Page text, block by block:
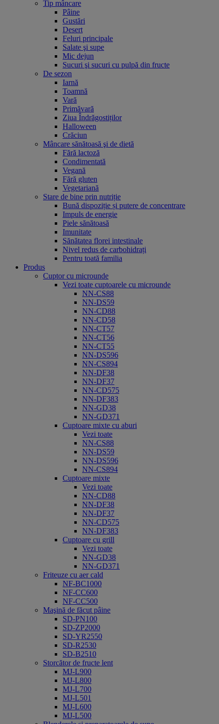
Tip mâncare
Pâine
Gustări
Desert
Feluri principale
Salate şi supe
Mic dejun
Sucuri şi sucuri cu pulpă din fructe
De sezon
Iarnă
Toamnă
Vară
Primăvară
Ziua Îndrăgostiților
Halloween
Crăciun
Mâncare sănătoasă şi de dietă
Fără lactoză
Condimentată
Vegană
Fără gluten
Vegetariană
Stare de bine prin nutriție
Bună dispoziție și putere de concentrare
Impuls de energie
Piele sănătoasă
Imunitate
Sănătatea florei intestinale
Nivel redus de carbohidrați
Pentru toată familia
Produs
Cuptor cu microunde
Vezi toate cuptoarele cu microunde
NN-CS88
NN-DS59
NN-CD88
NN-CD58
NN-CT57
NN-CT56
NN-CT55
NN-DS596
NN-CS894
NN-DF38
NN-DF37
NN-CD575
NN-DF383
NN-GD38
NN-GD371
Cuptoare mixte cu aburi
Vezi toate
NN-CS88
NN-DS59
NN-DS596
NN-CS894
Cuptoare mixte
Vezi toate
NN-CD88
NN-DF38
NN-DF37
NN-CD575
NN-DF383
Cuptoare cu grill
Vezi toate
NN-GD38
NN-GD371
Friteuze cu aer cald
NF-BC1000
NF-CC600
NF-CC500
Maşină de făcut pâine
SD-PN100
SD-ZP2000
SD-YR2550
SD-R2530
SD-B2510
Storcător de fructe lent
MJ-L900
MJ-L800
MJ-L700
MJ-L501
MJ-L600
MJ-L500